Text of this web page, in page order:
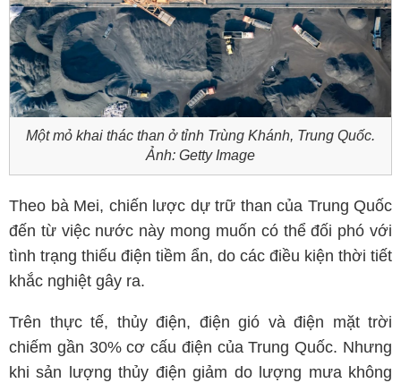
Một mỏ khai thác than ở tỉnh Trùng Khánh, Trung Quốc.
Ảnh: Getty Image
Theo bà Mei, chiến lược dự trữ than của Trung Quốc
đến từ việc nước này mong muốn có thể đối phó với
tình trạng thiếu điện tiềm ẩn, do các điều kiện thời tiết
khắc nghiệt gây ra.
Trên thực tế, thủy điện, điện gió và điện mặt trời
chiếm gần 30% cơ cấu điện của Trung Quốc. Nhưng
khi sản lượng thủy điện giảm do lượng mưa không